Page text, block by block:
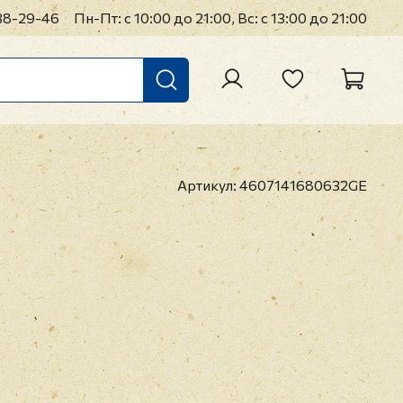
29-46 Пн-Пт: с 10:00 до 21:00, Вс: с 13:00 до 21:00
Артикул: 4607141680632GE